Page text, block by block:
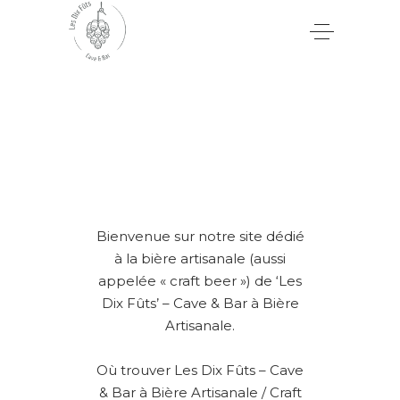
Bienvenue sur notre site dédié
à la bière artisanale (aussi
appelée « craft beer ») de ‘Les
Dix Fûts’ – Cave & Bar à Bière
Artisanale.
Où trouver Les Dix Fûts – Cave
& Bar à Bière Artisanale / Craft